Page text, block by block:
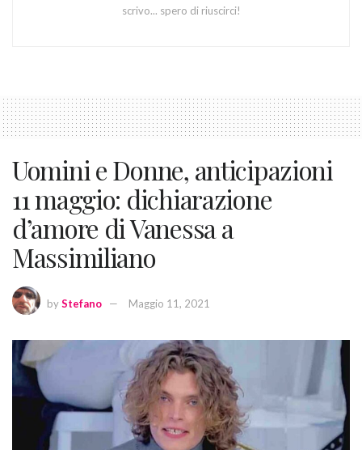
scrivo... spero di riuscirci!
Uomini e Donne, anticipazioni
11 maggio: dichiarazione
d’amore di Vanessa a
Massimiliano
byStefano Maggio 11, 2021